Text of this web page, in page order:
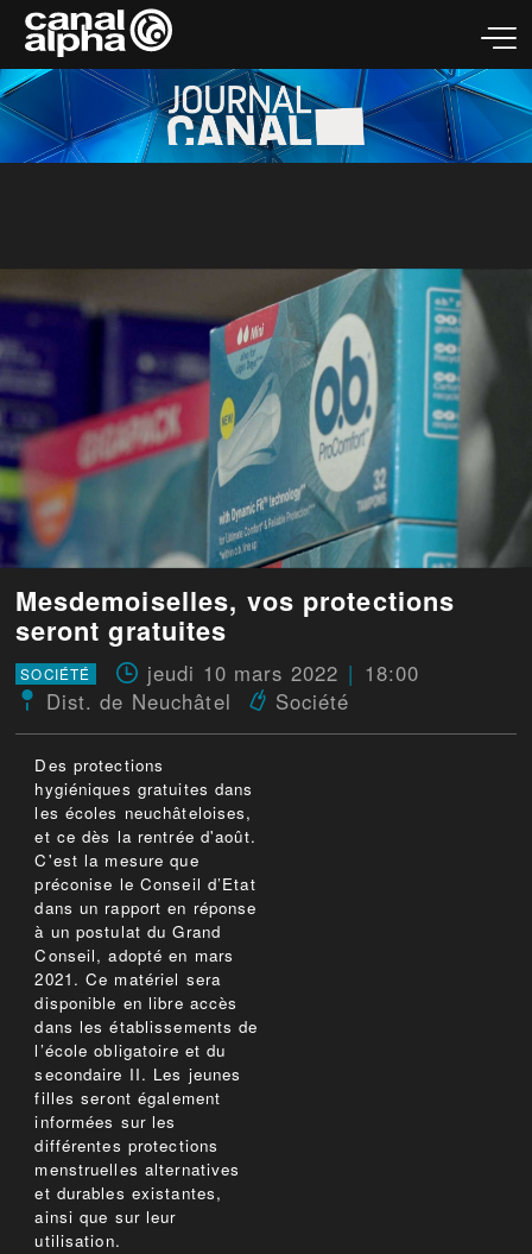
Mesdemoiselles, vos protections
seront gratuites
SOCIÉTÉ jeudi 10 mars 2022
18:00
Dist. de Neuchâtel
Société
Des protections
hygiéniques gratuites dans
les écoles neuchâteloises,
et ce dès la rentrée d'août.
C'est la mesure que
préconise le Conseil d’Etat
dans un rapport en réponse
à un postulat du Grand
Conseil, adopté en mars
2021. Ce matériel sera
disponible en libre accès
dans les établissements de
l’école obligatoire et du
secondaire II. Les jeunes
filles seront également
informées sur les
différentes protections
menstruelles alternatives
et durables existantes,
ainsi que sur leur
utilisation.